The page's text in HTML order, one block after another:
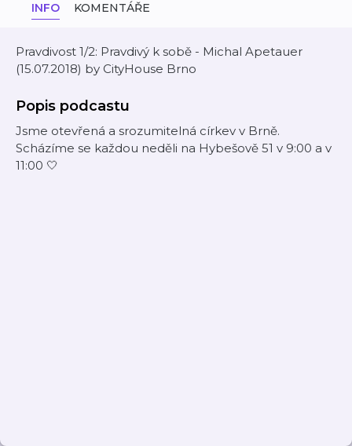
INFO KOMENTÁŘE
Pravdivost 1/2: Pravdivý k sobě - Michal Apetauer
(15.07.2018) by CityHouse Brno
Popis podcastu
Jsme otevřená a srozumitelná církev v Brně.
Scházíme se každou neděli na Hybešově 51 v 9:00 a v
11:00 🤍